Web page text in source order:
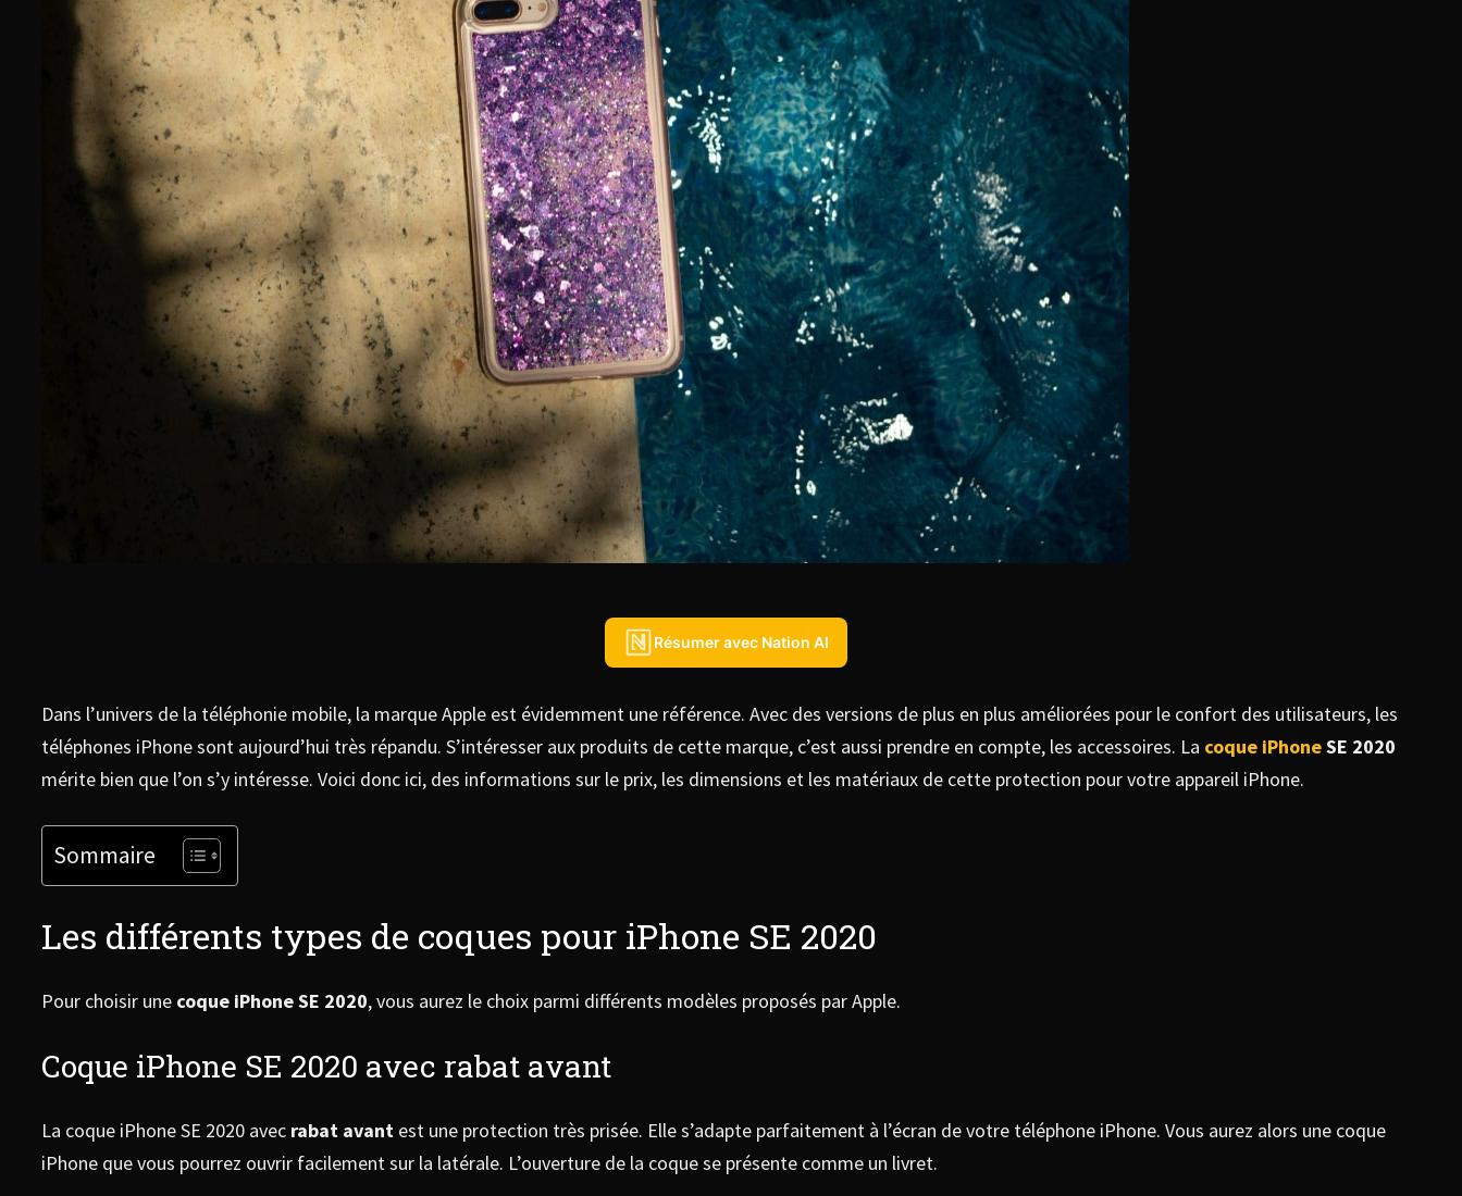
Résumer avec Nation AI
Dans l’univers de la téléphonie mobile, la marque Apple est évidemment une référence. Avec des versions de plus en plus améliorées pour le confort des utilisateurs, les
téléphones iPhone sont aujourd’hui très répandu. S’intéresser aux produits de cette marque, c’est aussi prendre en compte, les accessoires. La coque iPhoneSE 2020
mérite bien que l’on s’y intéresse. Voici donc ici, des informations sur le prix, les dimensions et les matériaux de cette protection pour votre appareil iPhone.
Sommaire
Les différents types de coques pour iPhone SE 2020
Pour choisir une coque iPhone SE 2020, vous aurez le choix parmi différents modèles proposés par Apple.
Coque iPhone SE 2020 avec rabat avant
La coque iPhone SE 2020 avec rabat avant est une protection très prisée. Elle s’adapte parfaitement à l’écran de votre téléphone iPhone. Vous aurez alors une coque
iPhone que vous pourrez ouvrir facilement sur la latérale. L’ouverture de la coque se présente comme un livret.